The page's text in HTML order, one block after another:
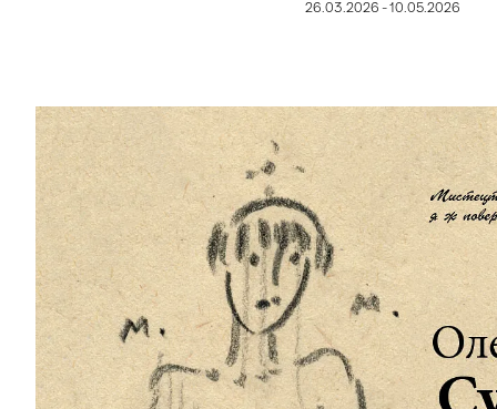
26.03.2026 - 10.05.2026